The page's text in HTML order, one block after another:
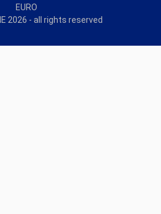
EURO
2026 - all rights reserved